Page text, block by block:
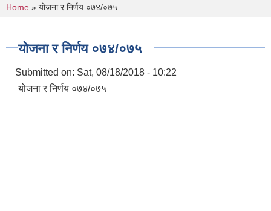
You are here
Home » योजना र निर्णय ०७४/०७५
योजना र निर्णय ०७४/०७५
Submitted on: Sat, 08/18/2018 - 10:22
योजना र निर्णय ०७४/०७५